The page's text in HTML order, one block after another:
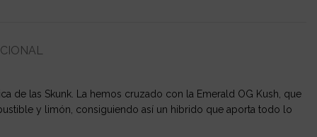
de las Skunk. La hemos cruzado con la Emerald OG Kush, que
y limón, consiguiendo así un hibrido que aporta todo lo